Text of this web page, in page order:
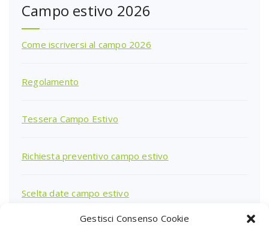
Gestisci Consenso Cookie
Campo estivo 2026
Come iscriversi al campo 2026
Regolamento
Tessera Campo Estivo
Richiesta preventivo campo estivo
Scelta date campo estivo